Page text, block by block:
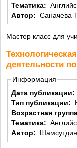
Тематика:
Автор: Саначева
Мастер класс для
деятельности
Информация
Дата публикации:
Тип публикации:
Возрастная
Тематика:
Автор: